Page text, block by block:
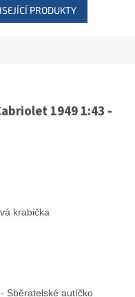
PRODUKTY
1949 1:43 -
krabička
Sběratelské autíčko